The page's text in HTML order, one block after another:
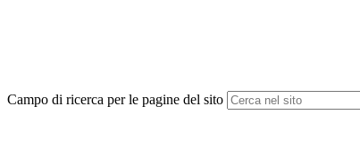
Campo di ricerca per le pagine del sito